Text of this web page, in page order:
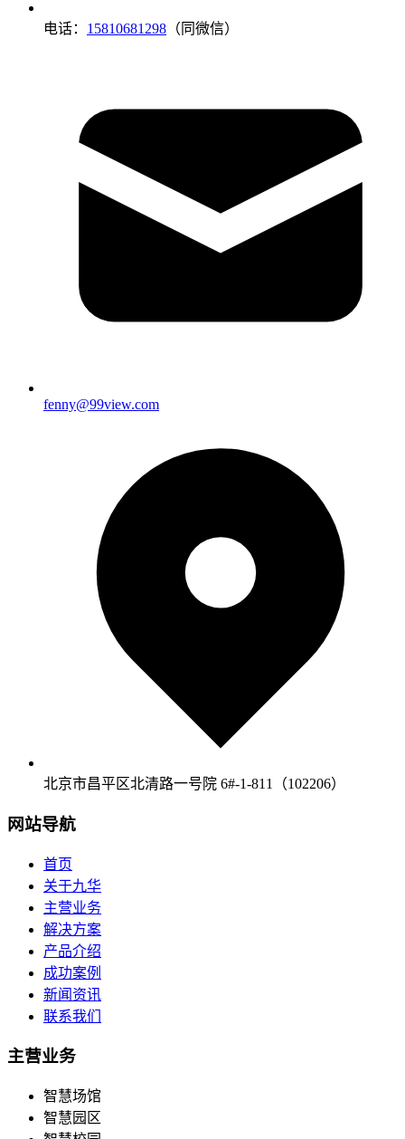
电话： 15810681298 （同微信）
fenny@99view.com
北京市昌平区北清路一号院 6#-1-811（102206）
网站导航
首页
关于九华
主营业务
解决方案
产品介绍
成功案例
新闻资讯
联系我们
主营业务
智慧场馆
智慧园区